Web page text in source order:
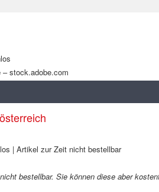
stock.adobe.com
| Artikel zur Zeit nicht bestellbar
bestellbar. Sie können diese aber